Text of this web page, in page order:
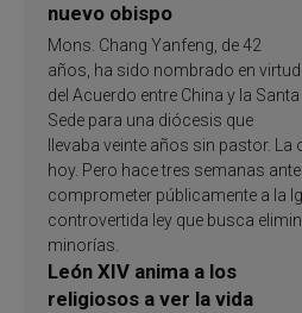
nuevo obispo
Mons. Chang Yanfeng, de 42
años, ha sido nombrado en virtud
del Acuerdo entre China y la Santa
Sede para una diócesis que
llevaba veinte años sin pastor.
hoy. Pero hace tres semanas
comprometer públicamente a la
controvertida ley que busca
minorías.
León XIV anima a los
religiosos a ver la vida